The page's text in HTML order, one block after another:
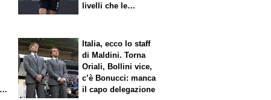
livelli che le
Italia, ecco lo staff
di Maldini. Torna
Oriali, Bollini vice,
c’è Bonucci: manca
il capo delegazione